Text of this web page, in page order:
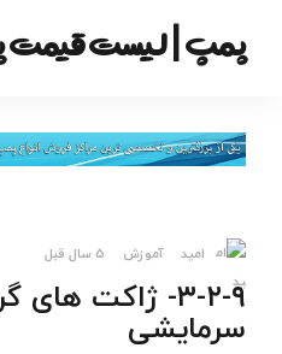
پمپ | لیست
امید آموزش 5 سال قبل
۳-۲-۹- ژاکت
سرمایشی